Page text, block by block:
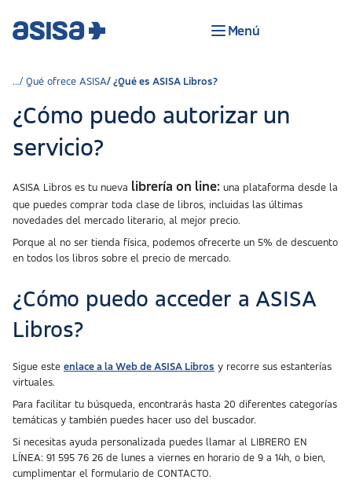
Menú
Qué ofrece ASISA ¿Qué es ASISA Libros?
¿Cómo puedo autorizar un
servicio?
ASISA Libros es tu nueva librería on line: una plataforma desde la
que puedes comprar toda clase de libros, incluidas las últimas
novedades del mercado literario, al mejor precio.
Porque al no ser tienda física, podemos ofrecerte un 5% de descuento
en todos los libros sobre el precio de mercado.
¿Cómo puedo acceder a ASISA
Libros?
Sigue este enlace a la Web de ASISA Libros y recorre sus estanterías
virtuales.
Para facilitar tu búsqueda, encontrarás hasta 20 diferentes categorías
temáticas y también puedes hacer uso del buscador.
Si necesitas ayuda personalizada puedes llamar al LIBRERO EN
LÍNEA: 91 595 76 26 de lunes a viernes en horario de 9 a 14h, o bien,
cumplimentar el formulario de CONTACTO.